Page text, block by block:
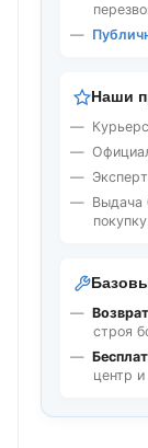
Наши
Выдача
строя
центр